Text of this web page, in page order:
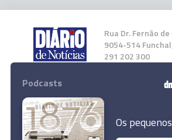
Rua Dr. Fernão
9054-514
291 202 300
Instale a nossa App
Podcasts
Os